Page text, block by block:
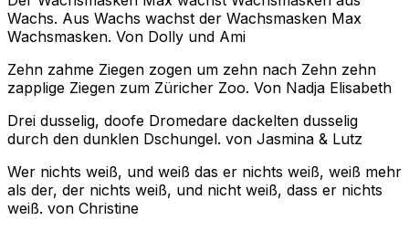
Wachs. Aus Wachs wachst der Wachsmasken Max
Wachsmasken. Von Dolly und Ami
Zehn zahme Ziegen zogen um zehn nach Zehn zehn
zapplige Ziegen zum Züricher Zoo. Von Nadja Elisabeth
Drei dusselig, doofe Dromedare dackelten dusselig
durch den dunklen Dschungel. von Jasmina & Lutz
Wer nichts weiß, und weiß das er nichts weiß, weiß mehr
als der, der nichts weiß, und nicht weiß, dass er nichts
weiß. von Christine